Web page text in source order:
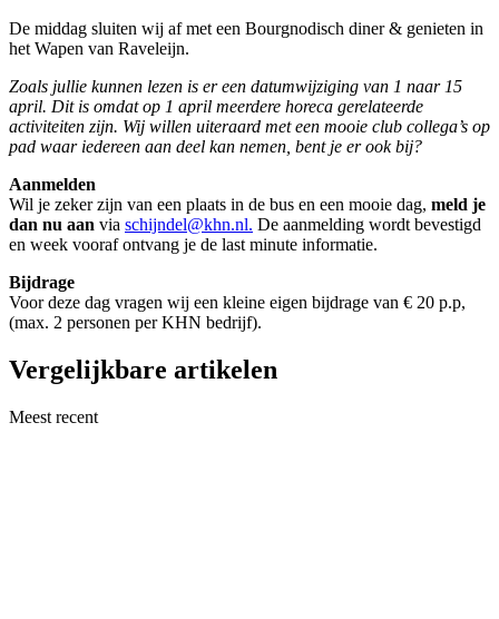
De middag sluiten wij af met een Bourgnodisch diner & genieten in
het Wapen van Raveleijn.
Zoals jullie kunnen lezen is er een datumwijziging van 1 naar 15
april. Dit is omdat op 1 april meerdere horeca gerelateerde
activiteiten zijn. Wij willen uiteraard met een mooie club collega’s op
pad waar iedereen aan deel kan nemen, bent je er ook bij?
Aanmelden
Wil je zeker zijn van een plaats in de bus en een mooie dag, meld je
dan nu aan via schijndel@khn.nl. De aanmelding wordt bevestigd
en week vooraf ontvang je de last minute informatie.
Bijdrage
Voor deze dag vragen wij een kleine eigen bijdrage van € 20 p.p,
(max. 2 personen per KHN bedrijf).
Vergelijkbare artikelen
Meest recent